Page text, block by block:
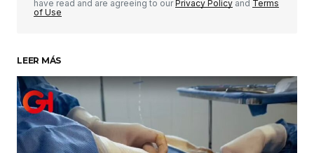
Su nombre*
Tu correo electrónico*
have read and are agreeing to our Privacy Policy and Terms
of Use
LEER MÁS